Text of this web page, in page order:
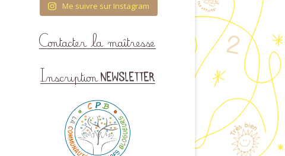
SCHÉMA CORPOREL
RECETTES IMAGÉES POUR
CUISINER EN CLASSE
FORMULAIRE DE CONTACT
Me suivre sur Instagram